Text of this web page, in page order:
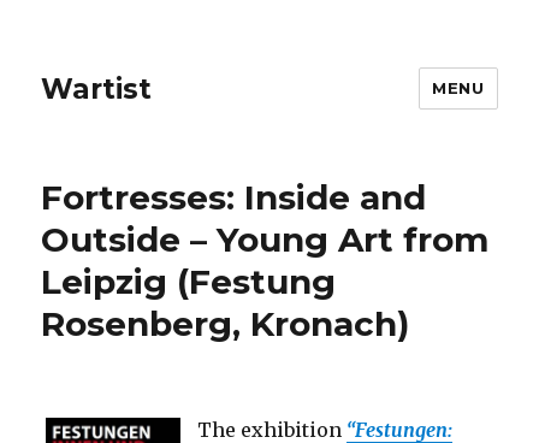
Wartist MENU
Fortresses: Inside and
Outside – Young Art from
Leipzig (Festung
Rosenberg, Kronach)
The exhibition “Festungen: